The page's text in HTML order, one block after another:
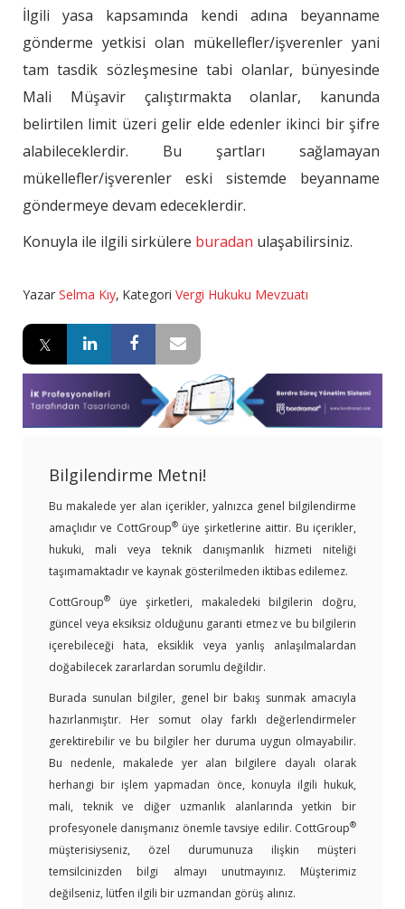
İlgili yasa kapsamında kendi adına beyanname
gönderme yetkisi olan mükellefler/işverenler yani
tam tasdik sözleşmesine tabi olanlar, bünyesinde
Mali Müşavir çalıştırmakta olanlar, kanunda
belirtilen limit üzeri gelir elde edenler ikinci bir şifre
alabileceklerdir. Bu şartları sağlamayan
mükellefler/işverenler eski sistemde beyanname
göndermeye devam edeceklerdir.
Konuyla ile ilgili sirkülere buradan ulaşabilirsiniz.
Yazar Selma Kıy, Kategori Vergi Hukuku Mevzuatı
Bilgilendirme Metni!
Bu makalede yer alan içerikler, yalnızca genel bilgilendirme
amaçlıdır ve CottGroup®üye şirketlerine aittir. Bu içerikler,
hukuki, mali veya teknik danışmanlık hizmeti niteliği
taşımamaktadır ve kaynak gösterilmeden iktibas edilemez.
CottGroup®
üye şirketleri, makaledeki bilgilerin doğru,
güncel veya eksiksiz olduğunu garanti etmez ve bu bilgilerin
içerebileceği hata, eksiklik veya yanlış anlaşılmalardan
doğabilecek zararlardan sorumlu değildir.
Burada sunulan bilgiler, genel bir bakış sunmak amacıyla
hazırlanmıştır. Her somut olay farklı değerlendirmeler
gerektirebilir ve bu bilgiler her duruma uygun olmayabilir.
Bu nedenle, makalede yer alan bilgilere dayalı olarak
herhangi bir işlem yapmadan önce, konuyla ilgili hukuk,
mali, teknik ve diğer uzmanlık alanlarında yetkin bir
profesyonele danışmanız önemle tavsiye edilir. CottGroup®
müşterisiyseniz, özel durumunuza ilişkin müşteri
temsilcinizden bilgi almayı unutmayınız. Müşterimiz
değilseniz, lütfen ilgili bir uzmandan görüş alınız.